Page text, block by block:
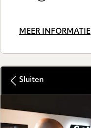
MEER INFORMATIE
Sluiten